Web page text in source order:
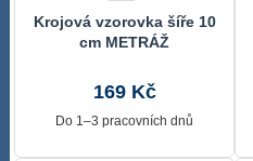
Krojová vzorovka šíře 10
cm METRÁŽ
169 Kč
Do 1–3 pracovních dnů